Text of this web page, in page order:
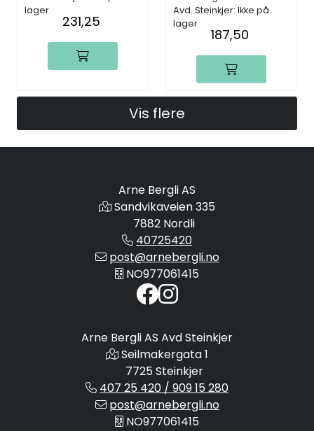
lager
231,25
Avd. Steinkjer: Ikke på
lager
187,50
Vis flere
Arne Bergli AS
Sandvikaveien 335
7882 Nordli
40725420
post@arnebergli.no
NO977061415
Arne Bergli AS Avd Steinkjer
Seilmakergata 1
7725 Steinkjer
407 25 420 / 909 15 280
post@arnebergli.no
NO977061415